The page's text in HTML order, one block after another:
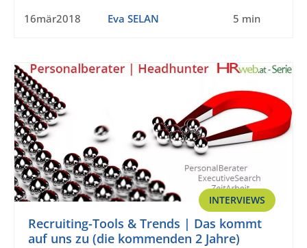
16mär2018 Eva SELAN 5 min
INTERVIEWS
Recruiting-Tools & Trends | Das kommt
auf uns zu (die kommenden 2 Jahre)